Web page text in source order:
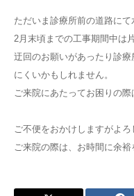
ただいま診療所前の道路にて
2月末頃までの工事期間中は
迂回のお願いがあったり診
にくいかもしれません。
ご来院にあたってお困りの際
ご不便をおかけしますがよろ
ご来院の際は、お時間に余裕